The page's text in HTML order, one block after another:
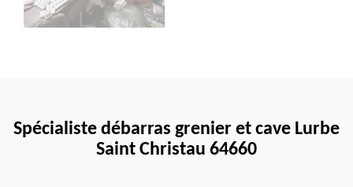
Spécialiste débarras grenier et cave Lurbe
Saint Christau 64660